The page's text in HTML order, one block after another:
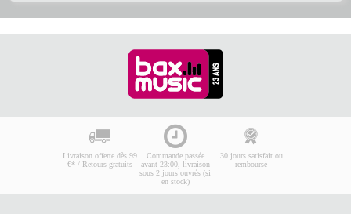
Livraison offerte dès 99
€* / Retours gratuits
Commande passée
avant 23:00, livraison
sous 2 jours ouvrés (si
en stock)
30 jours satisfait ou
remboursé